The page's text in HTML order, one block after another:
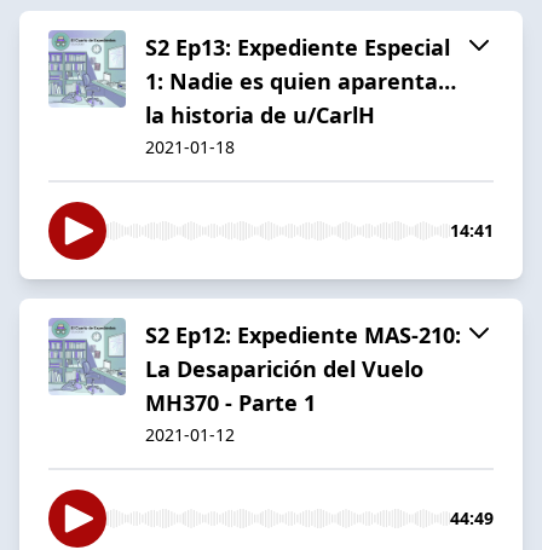
S2 Ep13: Expediente Especial
1: Nadie es quien aparenta…
la historia de u/CarlH
2021-01-18
14:41
S2 Ep12: Expediente MAS-210:
La Desaparición del Vuelo
MH370 - Parte 1
2021-01-12
44:49